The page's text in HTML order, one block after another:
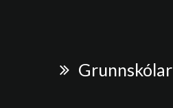
Grunnskólar